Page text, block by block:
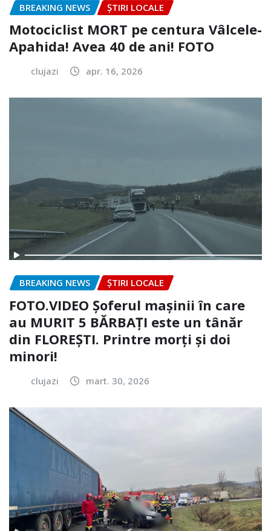
BREAKING NEWS ȘTIRI LOCALE
Motociclist MORT pe centura Vâlcele-
Apahida! Avea 40 de ani! FOTO
clujazi apr. 16, 2026
BREAKING NEWS ȘTIRI LOCALE
FOTO.VIDEO Șoferul mașinii în care
au MURIT 5 BĂRBAȚI este un tânăr
din FLOREȘTI. Printre morți și doi
minori!
clujazi mart. 30, 2026